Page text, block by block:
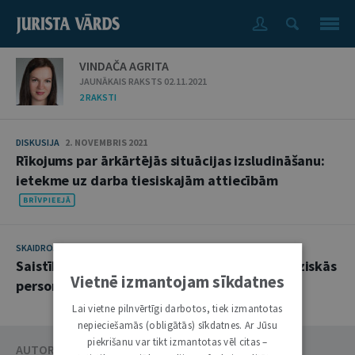
VINDAČA AGRITA
JAUNĀKAIS RAKSTS 02.11.2021
2 RAKSTI
DISKUSIJA 2. NOVEMBRIS 2021
Rīkojums par ārkārtējās situācijas izsludināšanu:
ietekme uz darba tiesiskajām attiecībām
SKAIDROJUMI. VIEDOKĻI
Saistību dzēšana kā jauna sākuma garants fiziskās
personas maksātnespējas gadījumā
AUTORU KATALOGS
Vietnē izmantojam sīkdatnes
Lai vietne pilnvērtīgi darbotos, tiek izmantotas
nepieciešamās (obligātās) sīkdatnes. Ar Jūsu
piekrišanu var tikt izmantotas vēl citas –